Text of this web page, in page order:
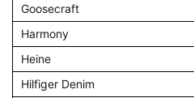
Goosecraft
Harmony
Heine
Hilfiger Denim